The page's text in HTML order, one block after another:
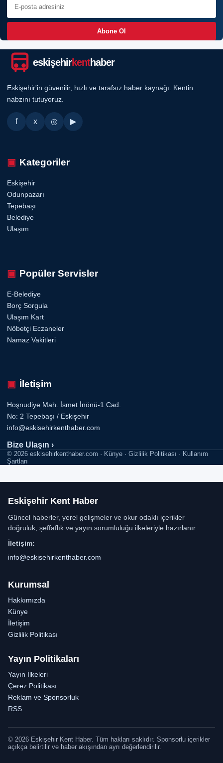
Abone Ol
eskişehirkenthaber
Eskişehir'in güvenilir, hızlı ve tarafsız haber kaynağı. Kentin
nabzını tutuyoruz.
f x ◎ ▶
Kategoriler
Eskişehir
Odunpazarı
Tepebaşı
Belediye
Ulaşım
Popüler Servisler
E-Belediye
Borç Sorgula
Ulaşım Kart
Nöbetçi Eczaneler
Namaz Vakitleri
İletişim
Hoşnudiye Mah. İsmet İnönü-1 Cad.
No: 2 Tepebaşı / Eskişehir
info@eskisehirkenthaber.com
Bize Ulaşın ›
© 2026 eskisehirkenthaber.com · Künye · Gizlilik Politikası · Kullanım
Şartları
Eskişehir Kent Haber
Güncel haberler, yerel gelişmeler ve okur odaklı içerikler
doğruluk, şeffaflık ve yayın sorumluluğu ilkeleriyle hazırlanır.
İletişim:
info@eskisehirkenthaber.com
Kurumsal
Hakkımızda
Künye
İletişim
Gizlilik Politikası
Yayın Politikaları
Yayın İlkeleri
Çerez Politikası
Reklam ve Sponsorluk
RSS
© 2026 Eskişehir Kent Haber. Tüm hakları saklıdır. Sponsorlu içerikler
açıkça belirtilir ve haber akışından ayrı değerlendirilir.